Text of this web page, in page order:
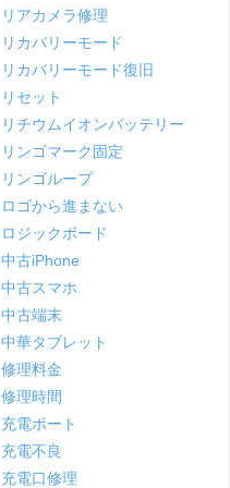
リアカメラ修理
リカバリーモード
リカバリーモード復旧
リセット
リチウムイオンバッテリー
リンゴマーク固定
リンゴループ
ロゴから進まない
ロジックボード
中古iPhone
中古スマホ
中古端末
中華タブレット
修理料金
修理時間
充電ポート
充電不良
充電口修理